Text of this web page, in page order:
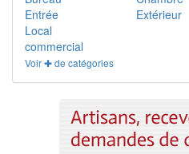
Entrée
Extérieur
Local
commercial
Voir ✚ de catégories